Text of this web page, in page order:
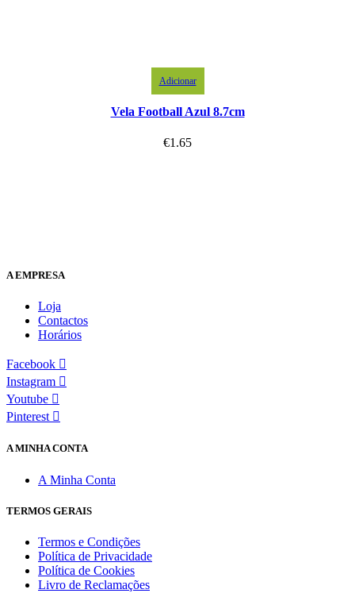
Adicionar
Vela Football Azul 8.7cm
€1.65
A EMPRESA
Loja
Contactos
Horários
Facebook
Instagram
Youtube
Pinterest
A MINHA CONTA
A Minha Conta
TERMOS GERAIS
Termos e Condições
Política de Privacidade
Política de Cookies
Livro de Reclamações